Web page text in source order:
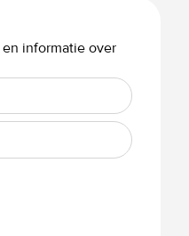
informatie over